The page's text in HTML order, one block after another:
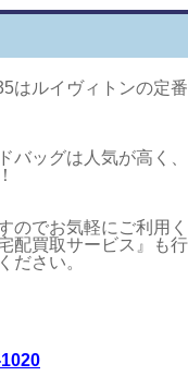
はルイヴィトンの定番
バッグは人気が高く、
のでお気軽にご利用く
配買取サービス』も行
ださい。